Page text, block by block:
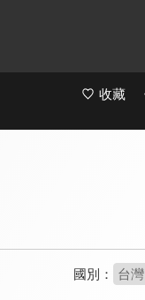
收藏
國別： 台灣